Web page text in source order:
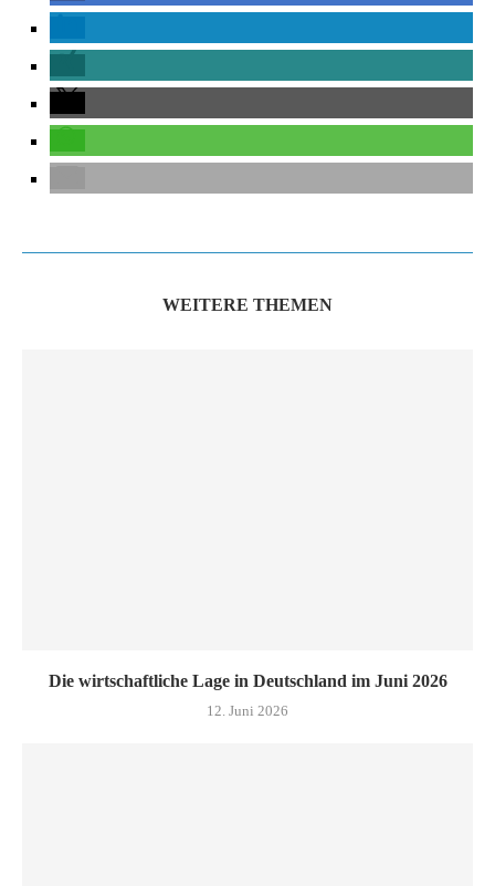
WEITERE THEMEN
Die wirtschaftliche Lage in Deutschland im Juni 2026
12. Juni 2026